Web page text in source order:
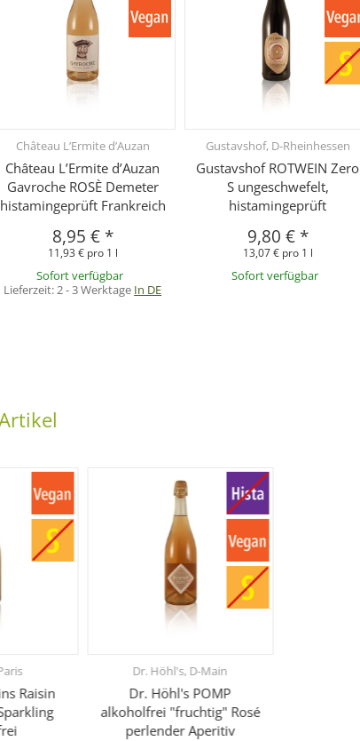
Château L’Ermite d’Auzan
Château L’Ermite d’Auzan
Gavroche ROSÈ Demeter
histamingeprüft Frankreich
8,95 € *
11,93 € pro 1 l
Sofort verfügbar
Lieferzeit:2 - 3 Werktage In DE
Gustavshof, D-Rheinhessen
Gustavshof ROTWEIN Zero
S ungeschwefelt,
histamingeprüft
9,80 € *
13,07 € pro 1 l
Sofort verfügbar
Raisin
Dr. Höhl's, D-Main
Dr. Höhl's POMP
alkoholfrei "fruchtig" Rosé
perlender Aperitiv